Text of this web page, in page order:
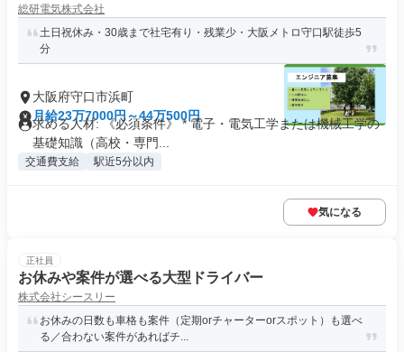
総研電気株式会社
土日祝休み・30歳まで社宅有り・残業少・大阪メトロ守口駅徒歩5
分
大阪府守口市浜町
月給23万7000円～44万500円
求める人材: 《必須条件》 * 電子・電気工学または機械工学の
基礎知識（高校・専門...
交通費支給 駅近5分以内
気になる
正社員
お休みや案件が選べる大型ドライバー
株式会社シースリー
お休みの日数も車格も案件（定期orチャーターorスポット）も選べ
る／合わない案件があればチ...